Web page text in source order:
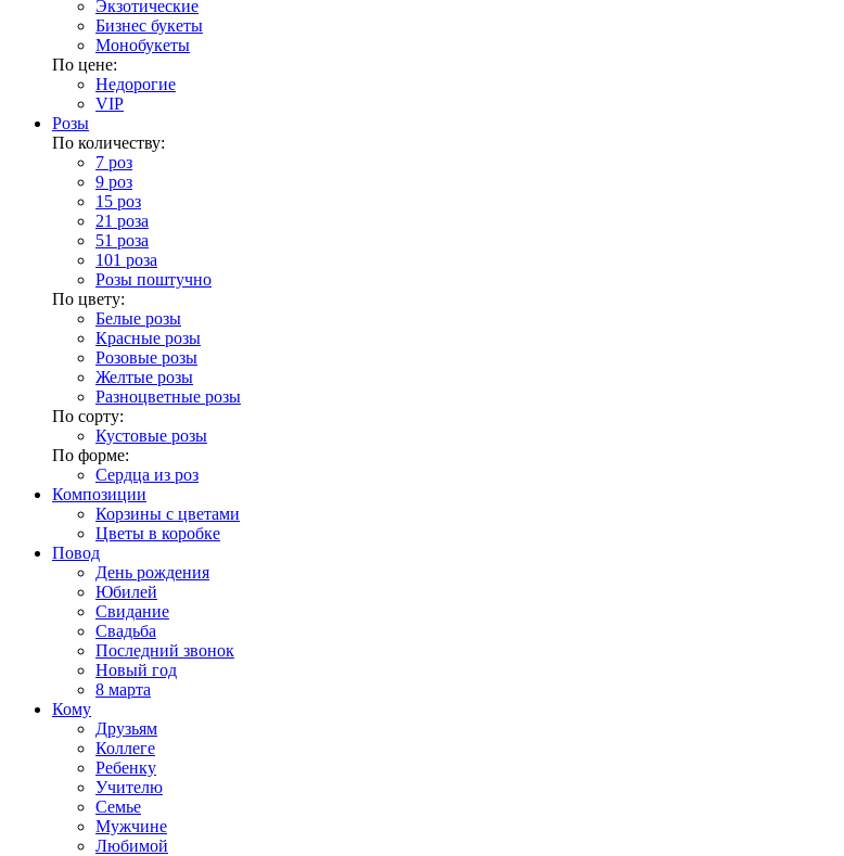
Экзотические
Бизнес букеты
Монобукеты
По цене:
Недорогие
VIP
Розы
По количеству:
7 роз
9 роз
15 роз
21 роза
51 роза
101 роза
Розы поштучно
По цвету:
Белые розы
Красные розы
Розовые розы
Желтые розы
Разноцветные розы
По сорту:
Кустовые розы
По форме:
Сердца из роз
Композиции
Корзины с цветами
Цветы в коробке
Повод
День рождения
Юбилей
Свидание
Свадьба
Последний звонок
Новый год
8 марта
Кому
Друзьям
Коллеге
Ребенку
Учителю
Семье
Мужчине
Любимой